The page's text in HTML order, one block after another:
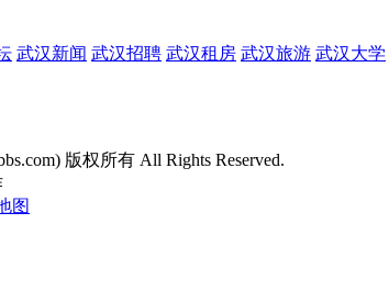
武汉新闻 武汉招聘 武汉租房 武汉旅游 武汉大学
版权所有 All Rights Reserved.
图